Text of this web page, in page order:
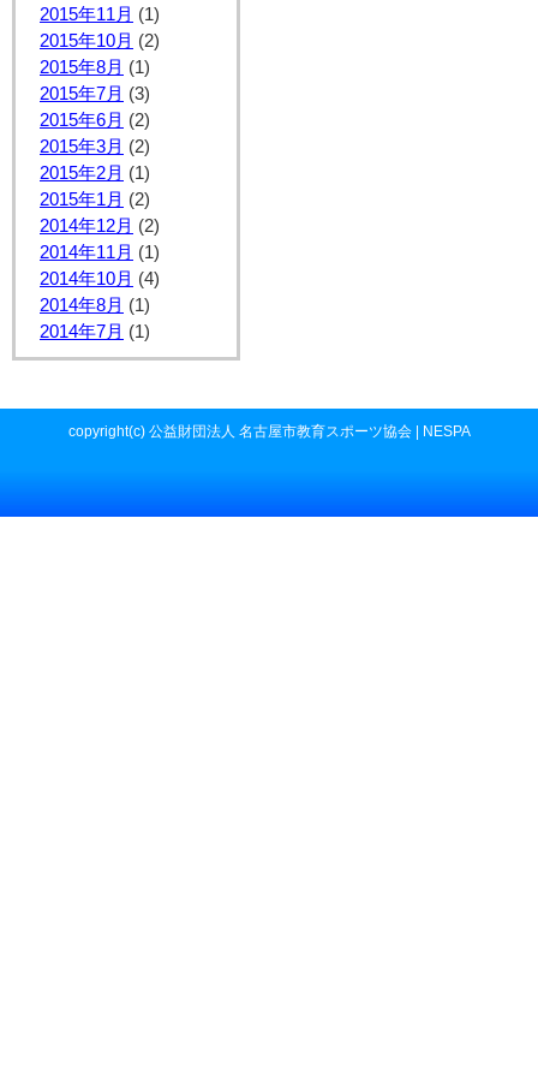
2015年11月 (1)
2015年10月 (2)
2015年8月 (1)
2015年7月 (3)
2015年6月 (2)
2015年3月 (2)
2015年2月 (1)
2015年1月 (2)
2014年12月 (2)
2014年11月 (1)
2014年10月 (4)
2014年8月 (1)
2014年7月 (1)
copyright(c) 公益財団法人 名古屋市教育スポーツ協会 | NESPA